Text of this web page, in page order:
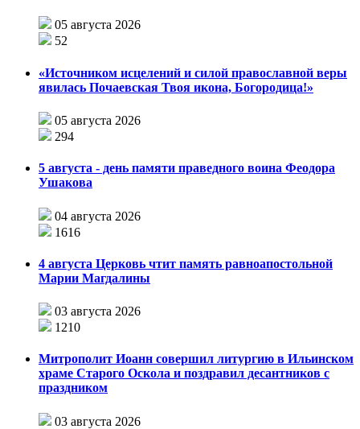
05 августа 2026
52
«Источником исцелений и силой православной веры
явилась Почаевская Твоя икона, Богородица!»
05 августа 2026
294
5 августа - день памяти праведного воина Феодора
Ушакова
04 августа 2026
1616
4 августа Церковь чтит память равноапостольной
Марии Магдалины
03 августа 2026
1210
Митрополит Иоанн совершил литургию в Ильинском
храме Старого Оскола и поздравил десантников с
праздником
03 августа 2026